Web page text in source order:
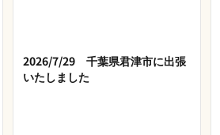
2026/7/29 千葉県君津市に出張
いたしました